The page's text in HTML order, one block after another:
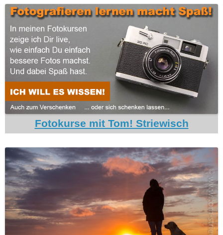
Fotokurse mit Tom! Striewisch